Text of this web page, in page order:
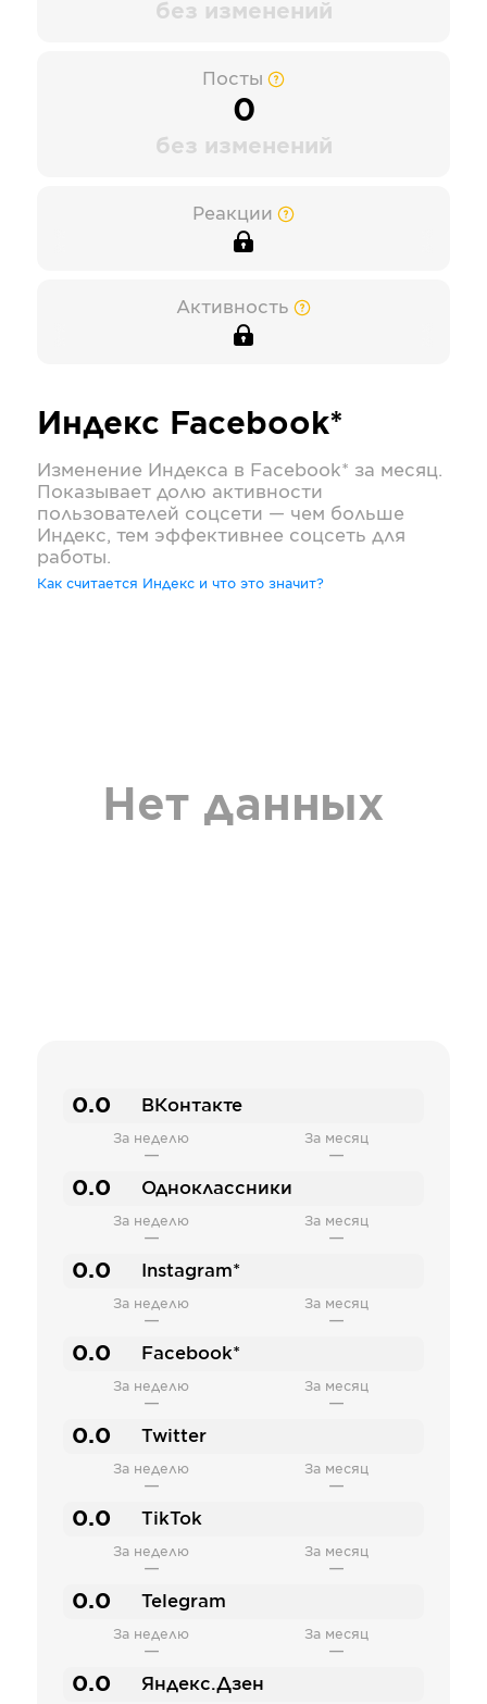
без изменений
Посты
0
без изменений
Реакции
Активность
Индекс Facebook*
Изменение Индекса в Facebook* за месяц.
Показывает долю активности
пользователей соцсети — чем больше
Индекс, тем эффективнее соцсеть для
работы.
Как считается Индекс и что это значит?
Нет данных
0.0 ВКонтакте
За неделю
—
За месяц
—
0.0 Одноклассники
За неделю
—
За месяц
—
0.0 Instagram*
За неделю
—
За месяц
—
0.0 Facebook*
За неделю
—
За месяц
—
0.0 Twitter
За неделю
—
За месяц
—
0.0 TikTok
За неделю
—
За месяц
—
0.0 Telegram
За неделю
—
За месяц
—
0.0 Яндекс.Дзен